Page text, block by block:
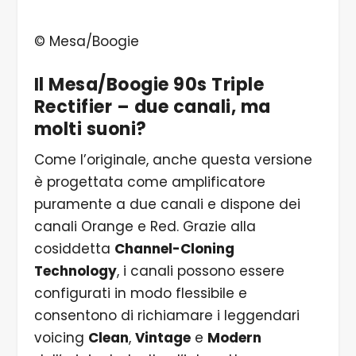
© Mesa/Boogie
Il Mesa/Boogie 90s Triple
Rectifier – due canali, ma
molti suoni?
Come l’originale, anche questa versione
è progettata come amplificatore
puramente a due canali e dispone dei
canali Orange e Red. Grazie alla
cosiddetta Channel-Cloning
Technology, i canali possono essere
configurati in modo flessibile e
consentono di richiamare i leggendari
voicing Clean, Vintagee Modern